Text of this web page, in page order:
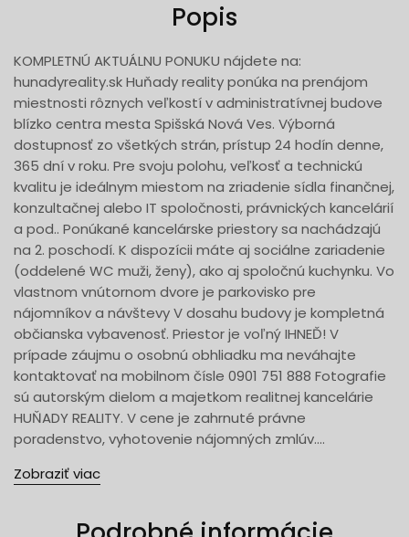
Popis
KOMPLETNÚ AKTUÁLNU PONUKU nájdete na:
hunadyreality.sk Huňady reality ponúka na prenájom
miestnosti rôznych veľkostí v administratívnej budove
blízko centra mesta Spišská Nová Ves. Výborná
dostupnosť zo všetkých strán, prístup 24 hodín denne,
365 dní v roku. Pre svoju polohu, veľkosť a technickú
kvalitu je ideálnym miestom na zriadenie sídla finančnej,
konzultačnej alebo IT spoločnosti, právnických kancelárií
a pod.. Ponúkané kancelárske priestory sa nachádzajú
na 2. poschodí. K dispozícii máte aj sociálne zariadenie
(oddelené WC muži, ženy), ako aj spoločnú kuchynku. Vo
vlastnom vnútornom dvore je parkovisko pre
nájomníkov a návštevy V dosahu budovy je kompletná
občianska vybavenosť. Priestor je voľný IHNEĎ! V
prípade záujmu o osobnú obhliadku ma neváhajte
kontaktovať na mobilnom čísle 0901 751 888 Fotografie
sú autorským dielom a majetkom realitnej kancelárie
HUŇADY REALITY. V cene je zahrnuté právne
poradenstvo, vyhotovenie nájomných zmlúv....
Zobraziť viac